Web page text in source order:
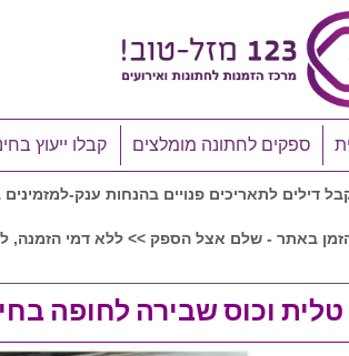
ספקים לחתונה מומלצים קבלו ייעוץ
דילים לתאריכים פנויים בהנחות ענק-
באתר - שלם אצל הספק >> ללא דמי הזמנה,
וכוס שבירה לחופה